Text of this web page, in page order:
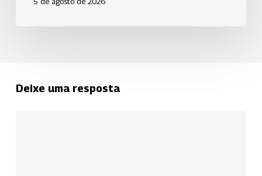
Deixe uma resposta